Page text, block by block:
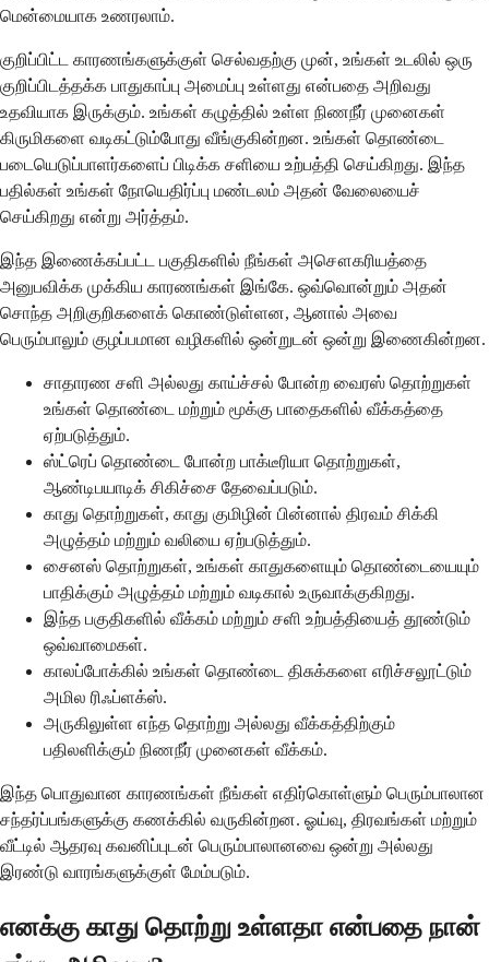
மென்மையாக உணரலாம்.
குறிப்பிட்ட காரணங்களுக்குள் செல்வதற்கு முன், உங்கள் உடலில் ஒரு
குறிப்பிடத்தக்க பாதுகாப்பு அமைப்பு உள்ளது என்பதை அறிவது
உதவியாக இருக்கும். உங்கள் கழுத்தில் உள்ள நிணநீர் முனைகள்
கிருமிகளை வடிகட்டும்போது வீங்குகின்றன. உங்கள் தொண்டை
படையெடுப்பாளர்களைப் பிடிக்க சளியை உற்பத்தி செய்கிறது. இந்த
பதில்கள் உங்கள் நோயெதிர்ப்பு மண்டலம் அதன் வேலையைச்
செய்கிறது என்று அர்த்தம்.
இந்த இணைக்கப்பட்ட பகுதிகளில் நீங்கள் அசௌகரியத்தை
அனுபவிக்க முக்கிய காரணங்கள் இங்கே. ஒவ்வொன்றும் அதன்
சொந்த அறிகுறிகளைக் கொண்டுள்ளன, ஆனால் அவை
பெரும்பாலும் குழப்பமான வழிகளில் ஒன்றுடன் ஒன்று இணைகின்றன.
சாதாரண சளி அல்லது காய்ச்சல் போன்ற வைரஸ் தொற்றுகள்
உங்கள் தொண்டை மற்றும் மூக்கு பாதைகளில் வீக்கத்தை
ஏற்படுத்தும்.
ஸ்ட்ரெப் தொண்டை போன்ற பாக்டீரியா தொற்றுகள்,
ஆண்டிபயாடிக் சிகிச்சை தேவைப்படும்.
காது தொற்றுகள், காது குமிழின் பின்னால் திரவம் சிக்கி
அழுத்தம் மற்றும் வலியை ஏற்படுத்தும்.
சைனஸ் தொற்றுகள், உங்கள் காதுகளையும் தொண்டையையும்
பாதிக்கும் அழுத்தம் மற்றும் வடிகால் உருவாக்குகிறது.
இந்த பகுதிகளில் வீக்கம் மற்றும் சளி உற்பத்தியைத் தூண்டும்
ஒவ்வாமைகள்.
காலப்போக்கில் உங்கள் தொண்டை திசுக்களை எரிச்சலூட்டும்
அமில ரிஃப்ளக்ஸ்.
அருகிலுள்ள எந்த தொற்று அல்லது வீக்கத்திற்கும்
பதிலளிக்கும் நிணநீர் முனைகள் வீக்கம்.
இந்த பொதுவான காரணங்கள் நீங்கள் எதிர்கொள்ளும் பெரும்பாலான
சந்தர்ப்பங்களுக்கு கணக்கில் வருகின்றன. ஓய்வு, திரவங்கள் மற்றும்
வீட்டில் ஆதரவு கவனிப்புடன் பெரும்பாலானவை ஒன்று அல்லது
இரண்டு வாரங்களுக்குள் மேம்படும்.
எனக்கு காது தொற்று உள்ளதா என்பதை நான்